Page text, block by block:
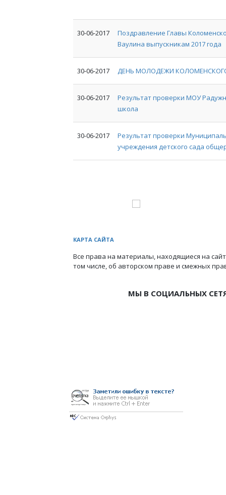
30-06-2017
Поздравление Главы
Ваулина выпускникам 2017 года
30-06-2017 ДЕНЬ МОЛОДЕЖИ
30-06-2017
Результат проверки МОУ
школа
30-06-2017
Результат проверки
учреждения детского сада
КАРТА САЙТА
Все права на материалы, находящиеся на
том числе, об авторском праве и смежных
МЫ В СОЦИАЛЬНЫХ